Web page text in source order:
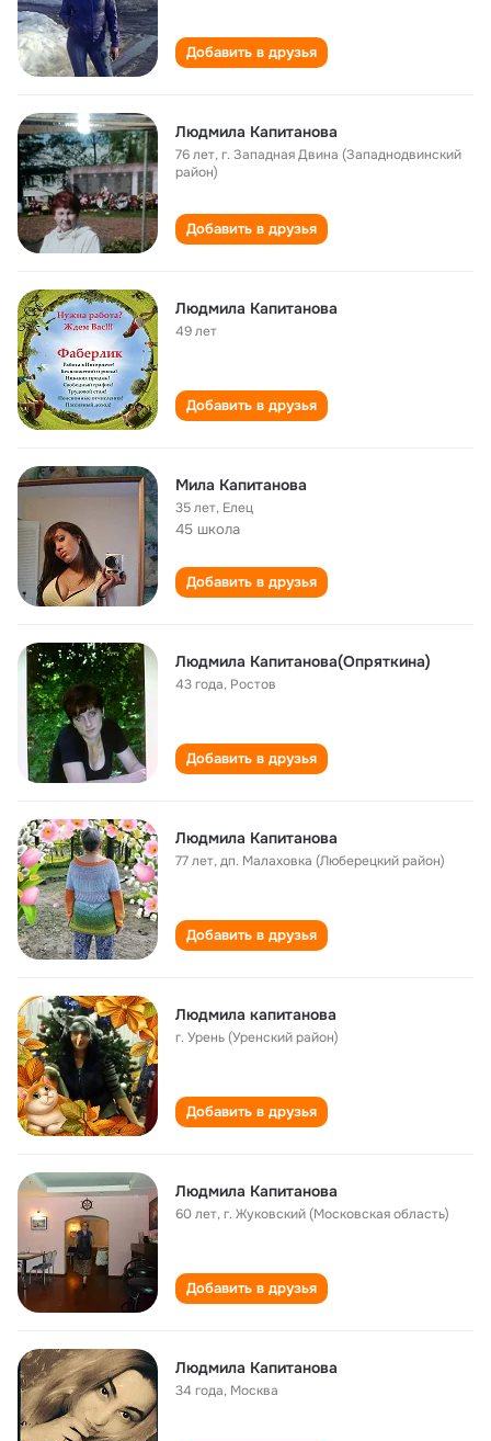
Добавить в друзья
Людмила Капитанова
76 лет,г. Западная Двина (Западнодвинский
район)
Добавить в друзья
Людмила Капитанова
49 лет
Добавить в друзья
Мила Капитанова
35 лет, Елец
45 школа
Добавить в друзья
Людмила Капитанова(Опряткина)
43 года, Ростов
Добавить в друзья
Людмила Капитанова
77 лет,дп. Малаховка (Люберецкий район)
Добавить в друзья
Людмила капитанова
г. Урень (Уренский район)
Добавить в друзья
Людмила Капитанова
60 лет,г. Жуковский (Московская область)
Добавить в друзья
Людмила Капитанова
34 года, Москва